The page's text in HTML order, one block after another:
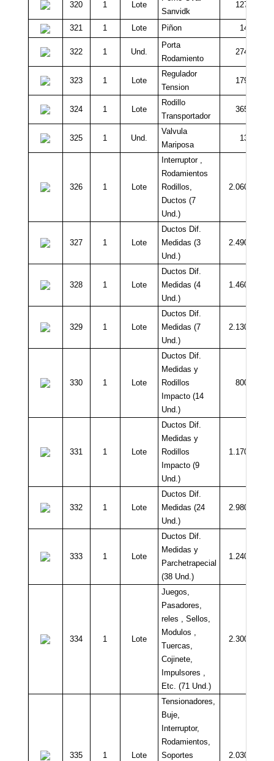
320 1 Lote
Sanvidk
127.000
321 1 Lote Piñon 14.000
322 1 Und.
Porta
Rodamiento
274.000
323 1 Lote
Regulador
Tension
179.000
324 1 Lote
Rodillo
Transportador
365.000
325 1 Und.
Valvula
Mariposa
13.000
326 1 Lote
Interruptor ,
Rodamientos
Rodillos,
Ductos (7
Und.)
2.060.000
327 1 Lote
Ductos Dif.
Medidas (3
Und.)
2.490.000
328 1 Lote
Ductos Dif.
Medidas (4
Und.)
1.460.000
329 1 Lote
Ductos Dif.
Medidas (7
Und.)
2.130.000
330 1 Lote
Ductos Dif.
Medidas y
Rodillos
Impacto (14
Und.)
800.000
331 1 Lote
Ductos Dif.
Medidas y
Rodillos
Impacto (9
Und.)
1.170.000
332 1 Lote
Ductos Dif.
Medidas (24
Und.)
2.980.000
333 1 Lote
Ductos Dif.
Medidas y
Parchetrapecial
(38 Und.)
1.240.000
334 1 Lote
Juegos,
Pasadores,
reles , Sellos,
Modulos ,
Tuercas,
Cojinete,
Impulsores ,
Etc. (71 Und.)
2.300.000
335 1 Lote
Tensionadores,
Buje,
Interruptor,
Rodamientos,
Soportes
2.030.000